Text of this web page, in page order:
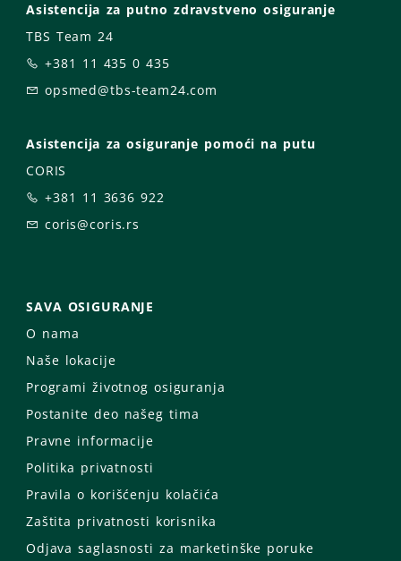
Asistencija za putno zdravstveno osiguranje
TBS Team 24
+381 11 435 0 435
opsmed@tbs-team24.com
Asistencija za osiguranje pomoći na putu
CORIS
+381 11 3636 922
coris@coris.rs
SAVA OSIGURANJE
O nama
Naše lokacije
Programi životnog osiguranja
Postanite deo našeg tima
Pravne informacije
Politika privatnosti
Pravila o korišćenju kolačića
Zaštita privatnosti korisnika
Odjava saglasnosti za marketinške poruke